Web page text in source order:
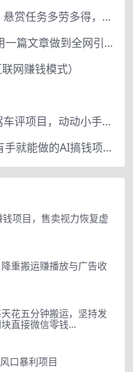
赏帮赚悬赏奖励到账200元，悬赏任务多劳多得，人人可做。
网创公众号个人ip项目，仅用一篇文章做到全网引流！
网赚钱模式）
《188个赚钱项目-183》有驾车评项目，动动小手，复制粘贴赚44元！
上架2小时收入630+，只要有手就能做的AI搞钱项目，奶奶看完都能学会!
项目，售卖视力恢复虚
重搬运赚播放与广告收
花五分钟搬运，坚持发
直接微信零钱…
口暴利项目